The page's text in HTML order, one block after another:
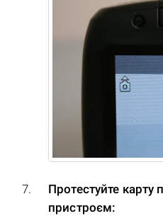
Протестуйте карту
пристроєм: